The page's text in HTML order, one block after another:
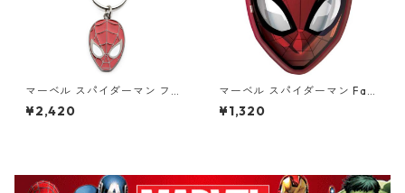
マーベル スパイダーマン フェ
イスキーリング MARVEL
¥2,420
マーベル スパイダーマン Fac
e Shaped 8pcペーパープレー
ト MARVEL 紙皿 Spiderman
¥1,320